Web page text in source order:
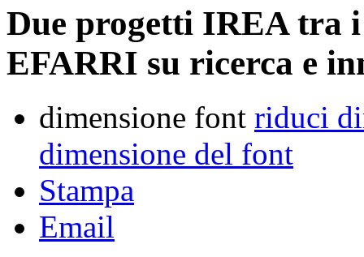
Due progetti IREA tra
EFARRI su ricerca e
dimensione font riduci
dimensione del font
Stampa
Email